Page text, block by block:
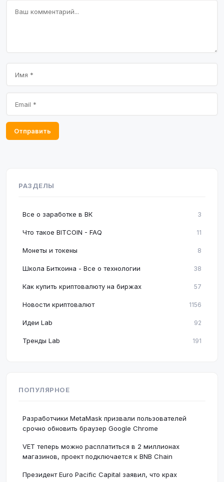
Отправить
РАЗДЕЛЫ
Все о заработке в ВК 3
Что такое BITCOIN - FAQ 11
Монеты и токены 8
Школа Биткоина - Все о технологии 38
Как купить криптовалюту на биржах 57
Новости криптовалют 1156
Идеи Lab 92
Тренды Lab 191
ПОПУЛЯРНОЕ
Разработчики MetaMask призвали пользователей
срочно обновить браузер Google Chrome
VET теперь можно расплатиться в 2 миллионах
магазинов, проект подключается к BNB Chain
Президент Euro Pacific Capital заявил, что крах